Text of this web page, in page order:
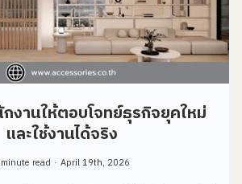
งานให้ตอบโจทย์ธุรกิจยุคใหม่
และใช้งานได้จริง
read April 19th, 2026